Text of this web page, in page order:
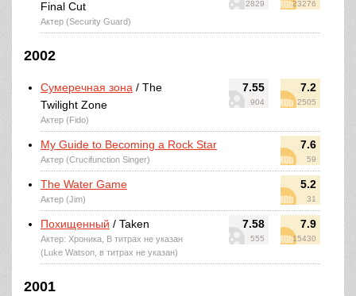
2829 23276
Final Cut
Актер (Security Guard)
2002
7.55
904
7.2
2505
Сумеречная зона / The
Twilight Zone
Актер (Fido)
7.6
59
My Guide to Becoming a Rock Star
Актер (Crucifunction Singer)
5.2
31
The Water Game
Актер (Jim)
7.58
555
7.9
15430
Похищенный / Taken
Актер: Хроника, В титрах не указан
(Luke Watson, в титрах не указан)
2001